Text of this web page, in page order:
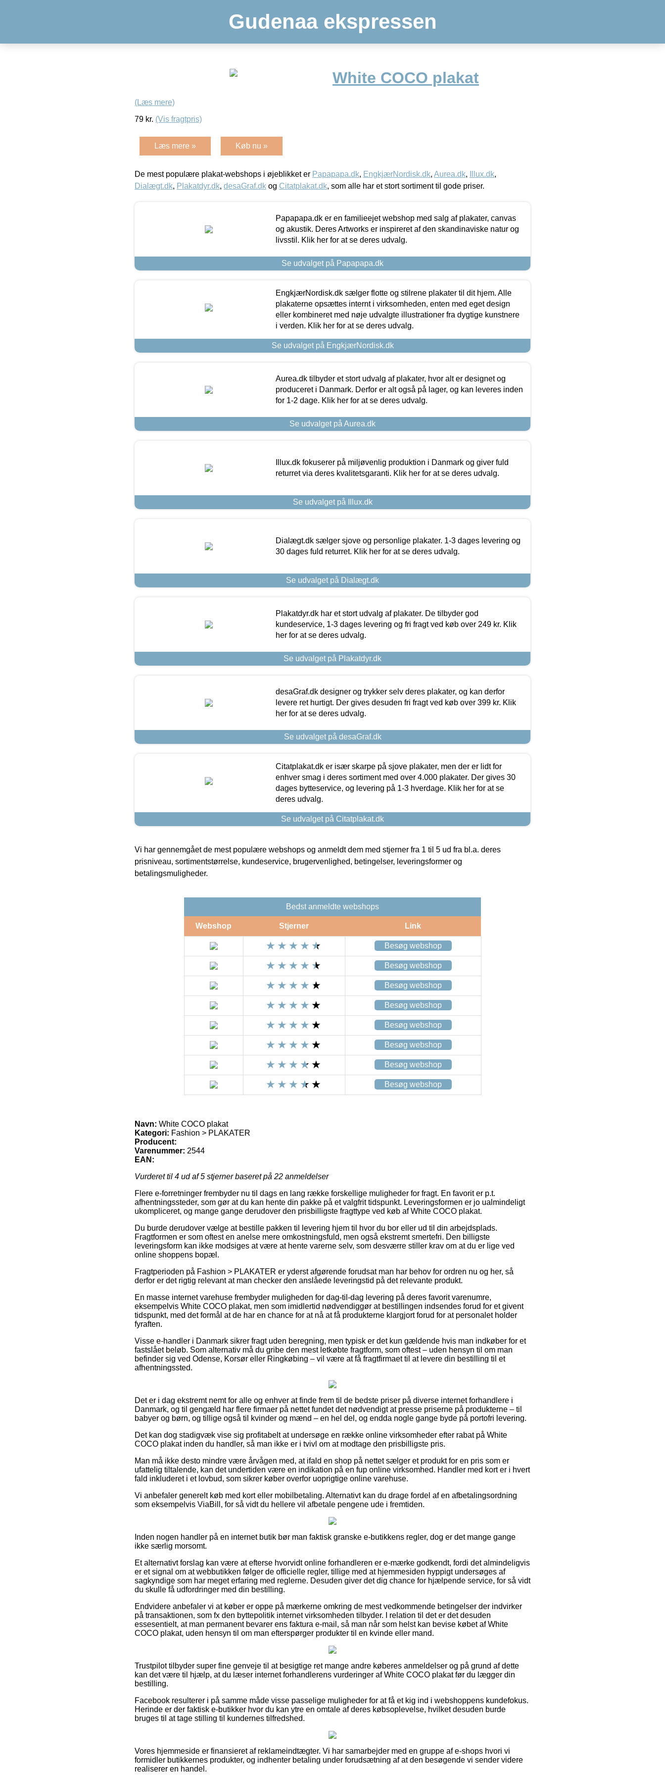
Gudenaa ekspressen
White COCO plakat
(Læs mere)
79 kr. (Vis fragtpris)
Læs mere » Køb nu »
De mest populære plakat-webshops i øjeblikket er Papapapa.dk, EngkjærNordisk.dk, Aurea.dk, Illux.dk,
Dialægt.dk, Plakatdyr.dk, desaGraf.dk og Citatplakat.dk, som alle har et stort sortiment til gode priser.
Papapapa.dk er en familieejet webshop med salg af plakater, canvas
og akustik. Deres Artworks er inspireret af den skandinaviske natur og
livsstil. Klik her for at se deres udvalg.
Se udvalget på Papapapa.dk
EngkjærNordisk.dk sælger flotte og stilrene plakater til dit hjem. Alle
plakaterne opsættes internt i virksomheden, enten med eget design
eller kombineret med nøje udvalgte illustrationer fra dygtige kunstnere
i verden. Klik her for at se deres udvalg.
Se udvalget på EngkjærNordisk.dk
Aurea.dk tilbyder et stort udvalg af plakater, hvor alt er designet og
produceret i Danmark. Derfor er alt også på lager, og kan leveres inden
for 1-2 dage. Klik her for at se deres udvalg.
Se udvalget på Aurea.dk
Illux.dk fokuserer på miljøvenlig produktion i Danmark og giver fuld
returret via deres kvalitetsgaranti. Klik her for at se deres udvalg.
Se udvalget på Illux.dk
Dialægt.dk sælger sjove og personlige plakater. 1-3 dages levering og
30 dages fuld returret. Klik her for at se deres udvalg.
Se udvalget på Dialægt.dk
Plakatdyr.dk har et stort udvalg af plakater. De tilbyder god
kundeservice, 1-3 dages levering og fri fragt ved køb over 249 kr. Klik
her for at se deres udvalg.
Se udvalget på Plakatdyr.dk
desaGraf.dk designer og trykker selv deres plakater, og kan derfor
levere ret hurtigt. Der gives desuden fri fragt ved køb over 399 kr. Klik
her for at se deres udvalg.
Se udvalget på desaGraf.dk
Citatplakat.dk er især skarpe på sjove plakater, men der er lidt for
enhver smag i deres sortiment med over 4.000 plakater. Der gives 30
dages bytteservice, og levering på 1-3 hverdage. Klik her for at se
deres udvalg.
Se udvalget på Citatplakat.dk
Vi har gennemgået de mest populære webshops og anmeldt dem med stjerner fra 1 til 5 ud fra bl.a. deres
prisniveau, sortimentstørrelse, kundeservice, brugervenlighed, betingelser, leveringsformer og
betalingsmuligheder.
Bedst anmeldte webshops
Webshop Stjerner Link
Besøg webshop
Besøg webshop
Besøg webshop
Besøg webshop
Besøg webshop
Besøg webshop
Besøg webshop
Besøg webshop
Navn: White COCO plakat
Kategori: Fashion > PLAKATER
Producent:
Varenummer: 2544
EAN:
Vurderet til 4 ud af 5 stjerner baseret på 22 anmeldelser
Flere e-forretninger frembyder nu til dags en lang række forskellige muligheder for fragt. En favorit er p.t.
afhentningssteder, som gør at du kan hente din pakke på et valgfrit tidspunkt. Leveringsformen er jo ualmindeligt
ukompliceret, og mange gange derudover den prisbilligste fragttype ved køb af White COCO plakat.
Du burde derudover vælge at bestille pakken til levering hjem til hvor du bor eller ud til din arbejdsplads.
Fragtformen er som oftest en anelse mere omkostningsfuld, men også ekstremt smertefri. Den billigste
leveringsform kan ikke modsiges at være at hente varerne selv, som desværre stiller krav om at du er lige ved
online shoppens bopæl.
Fragtperioden på Fashion > PLAKATER er yderst afgørende forudsat man har behov for ordren nu og her, så
derfor er det rigtig relevant at man checker den anslåede leveringstid på det relevante produkt.
En masse internet varehuse frembyder muligheden for dag-til-dag levering på deres favorit varenumre,
eksempelvis White COCO plakat, men som imidlertid nødvendiggør at bestillingen indsendes forud for et givent
tidspunkt, med det formål at de har en chance for at nå at få produkterne klargjort forud for at personalet holder
fyraften.
Visse e-handler i Danmark sikrer fragt uden beregning, men typisk er det kun gældende hvis man indkøber for et
fastslået beløb. Som alternativ må du gribe den mest letkøbte fragtform, som oftest – uden hensyn til om man
befinder sig ved Odense, Korsør eller Ringkøbing – vil være at få fragtfirmaet til at levere din bestilling til et
afhentningssted.
Det er i dag ekstremt nemt for alle og enhver at finde frem til de bedste priser på diverse internet forhandlere i
Danmark, og til gengæld har flere firmaer på nettet fundet det nødvendigt at presse priserne på produkterne – til
babyer og børn, og tillige også til kvinder og mænd – en hel del, og endda nogle gange byde på portofri levering.
Det kan dog stadigvæk vise sig profitabelt at undersøge en række online virksomheder efter rabat på White
COCO plakat inden du handler, så man ikke er i tvivl om at modtage den prisbilligste pris.
Man må ikke desto mindre være årvågen med, at ifald en shop på nettet sælger et produkt for en pris som er
ufattelig tiltalende, kan det undertiden være en indikation på en fup online virksomhed. Handler med kort er i hvert
fald inkluderet i et lovbud, som sikrer køber overfor uoprigtige online varehuse.
Vi anbefaler generelt køb med kort eller mobilbetaling. Alternativt kan du drage fordel af en afbetalingsordning
som eksempelvis ViaBill, for så vidt du hellere vil afbetale pengene ude i fremtiden.
Inden nogen handler på en internet butik bør man faktisk granske e-butikkens regler, dog er det mange gange
ikke særlig morsomt.
Et alternativt forslag kan være at efterse hvorvidt online forhandleren er e-mærke godkendt, fordi det almindeligvis
er et signal om at webbutikken følger de officielle regler, tillige med at hjemmesiden hyppigt undersøges af
sagkyndige som har meget erfaring med reglerne. Desuden giver det dig chance for hjælpende service, for så vidt
du skulle få udfordringer med din bestilling.
Endvidere anbefaler vi at køber er oppe på mærkerne omkring de mest vedkommende betingelser der indvirker
på transaktionen, som fx den byttepolitik internet virksomheden tilbyder. I relation til det er det desuden
essesentielt, at man permanent bevarer ens faktura e-mail, så man når som helst kan bevise købet af White
COCO plakat, uden hensyn til om man efterspørger produkter til en kvinde eller mand.
Trustpilot tilbyder super fine genveje til at besigtige ret mange andre køberes anmeldelser og på grund af dette
kan det være til hjælp, at du læser internet forhandlerens vurderinger af White COCO plakat før du lægger din
bestilling.
Facebook resulterer i på samme måde visse passelige muligheder for at få et kig ind i webshoppens kundefokus.
Herinde er der faktisk e-butikker hvor du kan ytre en omtale af deres købsoplevelse, hvilket desuden burde
bruges til at tage stilling til kundernes tilfredshed.
Vores hjemmeside er finansieret af reklameindtægter. Vi har samarbejder med en gruppe af e-shops hvori vi
formidler butikkernes produkter, og indhenter betaling under forudsætning af at den besøgende vi sender videre
realiserer en handel.